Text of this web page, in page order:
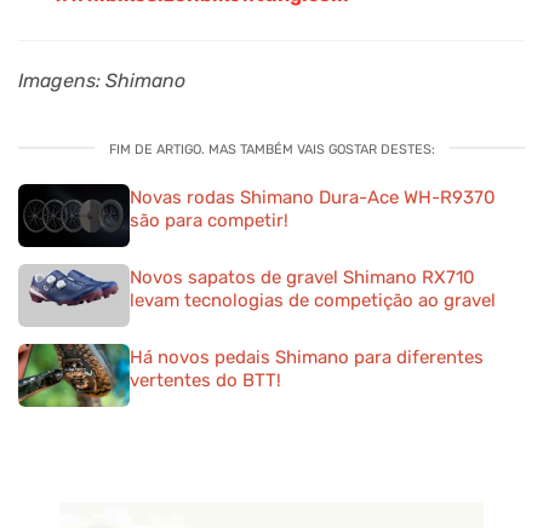
Imagens: Shimano
FIM DE ARTIGO. MAS TAMBÉM VAIS GOSTAR DESTES:
Novas rodas Shimano Dura-Ace WH-R9370
são para competir!
Novos sapatos de gravel Shimano RX710
levam tecnologias de competição ao gravel
Há novos pedais Shimano para diferentes
vertentes do BTT!